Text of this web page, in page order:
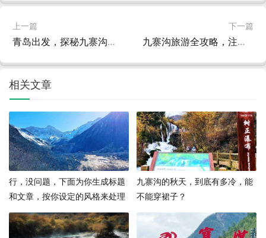
上一篇
青岛出发，探秘九寨沟，一场视觉与心灵的盛宴
下一篇
九寨沟旅游全攻略，注意事项与必备指南
相关文章
行，没问题，下面为你生成标题
和文章，按你设定的风格来处理
九寨沟的秋天，到底有多冷，能
不能穿裙子？